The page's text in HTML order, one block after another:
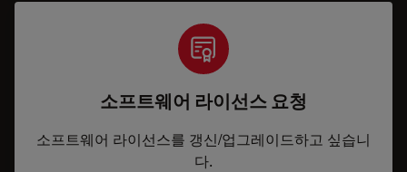
소프트웨어 라이선스 요청
소프트웨어 라이선스를 갱신/업그레이드하고 싶습니
다.